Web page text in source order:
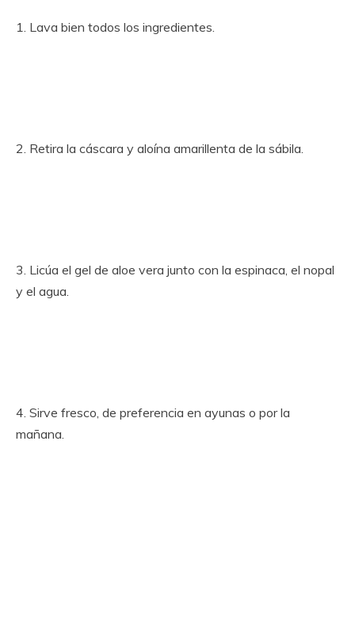
1. Lava bien todos los ingredientes.
2. Retira la cáscara y aloína amarillenta de la sábila.
3. Licúa el gel de aloe vera junto con la espinaca, el nopal
y el agua.
4. Sirve fresco, de preferencia en ayunas o por la
mañana.